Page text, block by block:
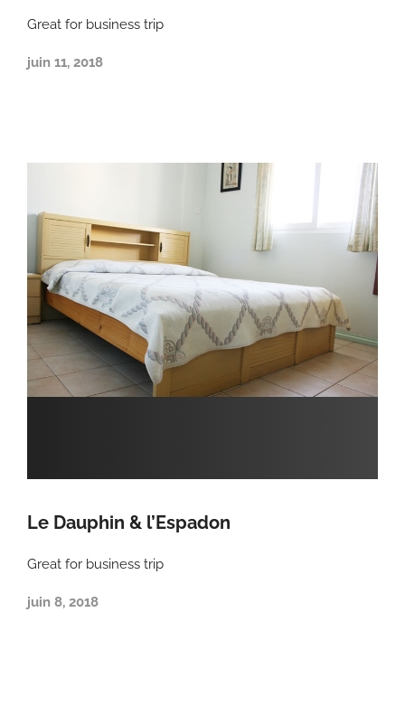
Great for business trip
juin 11, 2018
Le Dauphin & l’Espadon
Great for business trip
juin 8, 2018